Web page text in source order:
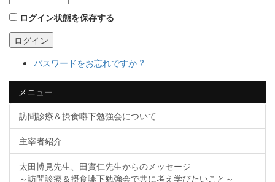
ログイン状態を保存する
ログイン
パスワードをお忘れですか ?
メニュー
訪問診療＆摂食嚥下勉強会について
主宰者紹介
太田博見先生、田實仁先生からのメッセージ
～訪問診療＆摂食嚥下勉強会で共に考え学びたいこと～